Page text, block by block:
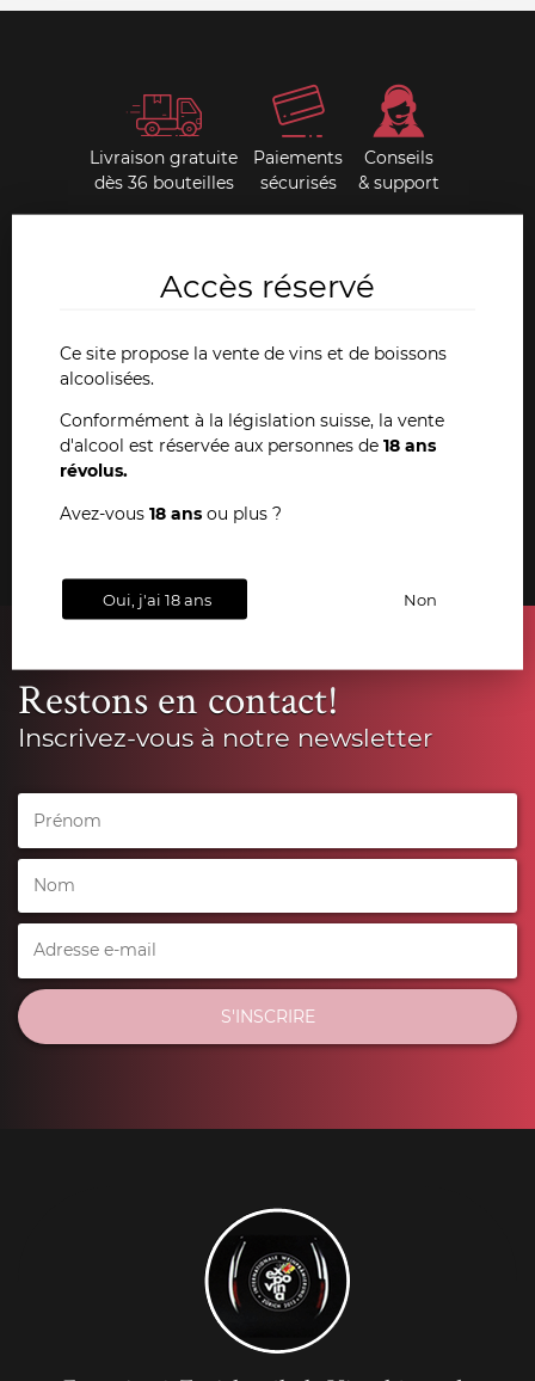
Livraison gratuite
dès 36 bouteilles
Paiements
sécurisés
Conseils
& support
Nos livres anciens
Cette collection extraordinaire est en vente sur notre site
Fonds et Neuchâtel.
Restons en contact!
Inscrivez-vous à notre newsletter
S'INSCRIRE
Accès réservé
Ce site propose la vente de vins et de boissons
alcoolisées.
Conformément à la législation suisse, la vente
d'alcool est réservée aux personnes de 18 ans
révolus.
Avez-vous 18 ans ou plus ?
Oui, j'ai 18 ans Non